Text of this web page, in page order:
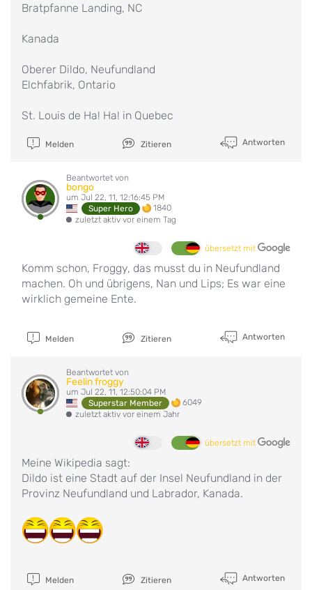
Bratpfanne Landing, NC
Kanada
Oberer Dildo, Neufundland
Elchfabrik, Ontario
St. Louis de Ha! Ha! in Quebec
Melden Zitieren Antworten
Beantwortet von
bongo
um Jul 22, 11, 12:16:45 PM
Super Hero
1840
zuletzt aktiv vor einem Tag
übersetzt mit
Komm schon, Froggy, das musst du in Neufundland
machen. Oh und übrigens, Nan und Lips; Es war eine
wirklich gemeine Ente.
Melden Zitieren Antworten
Beantwortet von
Feelin froggy
um Jul 22, 11, 12:50:04 PM
Superstar Member
6049
zuletzt aktiv vor einem Jahr
übersetzt mit
Meine Wikipedia sagt:
Dildo ist eine Stadt auf der Insel Neufundland in der
Provinz Neufundland und Labrador, Kanada.
Melden Zitieren Antworten